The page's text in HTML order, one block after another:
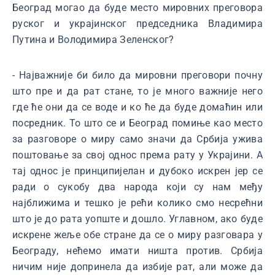
Београд могао да буде место мировних преговора
руског и украјинског председника Владимира
Путина и Володимира Зеленског?
- Најважније би било да мировни преговори почну
што пре и да рат стане, то је много важније него
где ће они да се воде и ко ће да буде домаћин или
посредник. То што се и Београд помиње као место
за разговоре о миру само значи да Србија ужива
поштовање за свој однос према рату у Украјини. А
тај однос је принципијелан и дубоко искрен јер се
ради о сукобу два народа који су нам међу
најближима и тешко је рећи колико смо несрећни
што је до рата уопште и дошло. Углавном, ако буде
искрене жеље обе стране да се о миру разговара у
Београду, нећемо имати ништа против. Србија
ничим није допринела да избије рат, али може да